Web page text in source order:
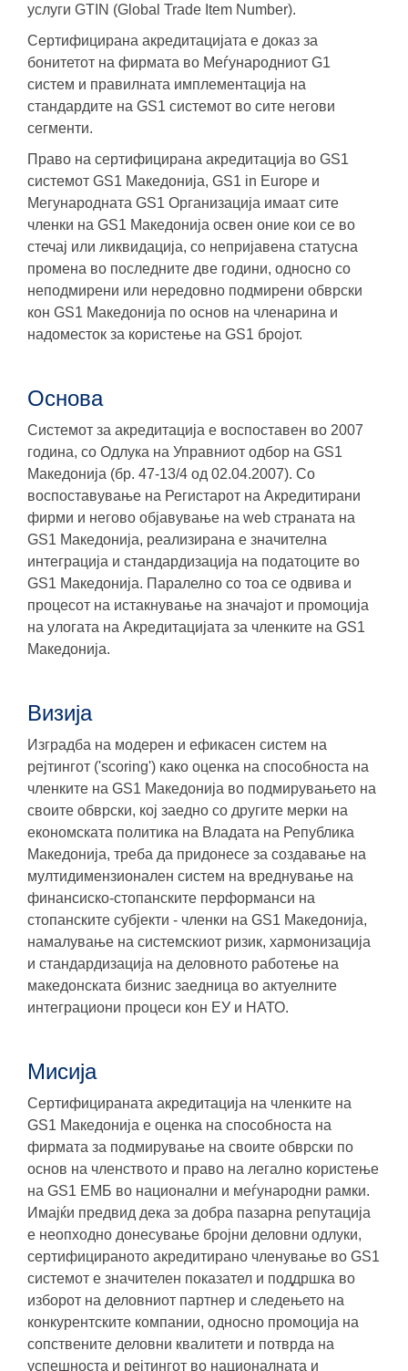
услуги GTIN (Global Trade Item Number).
Сертифицирана акредитацијата е доказ за
бонитетот на фирмата во Меѓународниот G1
систем и правилната имплементација на
стандардите на GS1 системот во сите негови
сегменти.
Право на сертифицирана акредитација во GS1
системот GS1 Македонија, GS1 in Europe и
Мегународната GS1 Организација имаат сите
членки на GS1 Македонија освен оние кои се во
стечај или ликвидација, со непријавена статусна
промена во последните две години, односно со
неподмирени или нередовно подмирени обврски
кон GS1 Македонија по основ на членарина и
надоместок за користење на GS1 бројот.
Основa
Системот за акредитација е воспоставен во 2007
година, со Одлука на Управниот одбор на GS1
Македонија (бр. 47-13/4 од 02.04.2007). Со
воспоставување на Регистарот на Акредитирани
фирми и негово објавување на web страната на
GS1 Македонија, реализирана е значителна
интеграција и стандардизација на податоците во
GS1 Македонија. Паралелно со тоа се одвива и
процесот на истакнување на значајот и промоција
на улогата на Акредитацијата за членките на GS1
Македонија.
Визија
Изградба на модерен и ефикасен систем на
рејтингот ('scoring') како оценка на способноста на
членките на GS1 Македонија во подмирувањето на
своите обврски, кој заедно со другите мерки на
економската политика на Владата на Република
Македонија, треба да придонесе за создавање на
мултидимензионален систем на вреднување на
финансиско-стопанските перформанси на
стопанските субјекти - членки на GS1 Македонија,
намалување на системскиот ризик, хармонизација
и стандардизација на деловното работење на
македонската бизнис заедница во актуелните
интеграциони процеси кон ЕУ и НАТО.
Мисија
Сертифицираната акредитација на членките на
GS1 Македонија е оценка на способноста на
фирмата за подмирување на своите обврски по
основ на членството и право на легално користење
на GS1 ЕМБ во национални и меѓународни рамки.
Имајќи предвид дека за добра пазарна репутација
е неопходно донесување бројни деловни одлуки,
сертифицираното акредитирано членување во GS1
системот е значителен показател и поддршка во
изборот на деловниот партнер и следењето на
конкурентските компании, односно промоција на
сопствените деловни квалитети и потврда на
успешноста и рејтингот во националната и